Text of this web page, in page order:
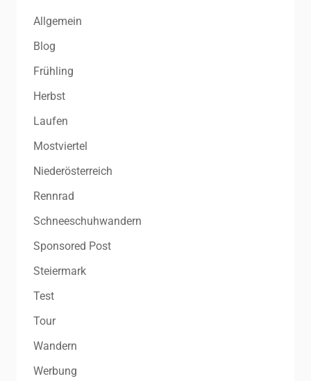
Allgemein
Blog
Frühling
Herbst
Laufen
Mostviertel
Niederösterreich
Rennrad
Schneeschuhwandern
Sponsored Post
Steiermark
Test
Tour
Wandern
Werbung